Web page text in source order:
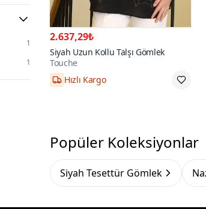
1
1
2.637,29₺
Siyah Uzun Kollu Talşı Gömlek
Touche
Hızlı Kargo
Popüler Koleksiyonlar
Siyah Tesettür Gömlek